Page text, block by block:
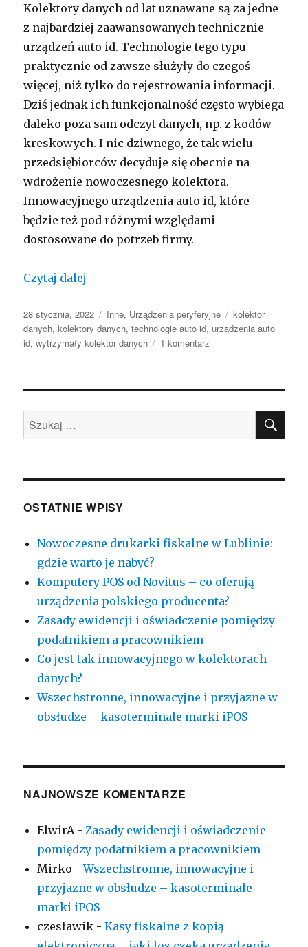
Kolektory danych od lat uznawane są za jedne
z najbardziej zaawansowanych technicznie
urządzeń auto id. Technologie tego typu
praktycznie od zawsze służyły do czegoś
więcej, niż tylko do rejestrowania informacji.
Dziś jednak ich funkcjonalność często wybiega
daleko poza sam odczyt danych, np. z kodów
kreskowych. I nic dziwnego, że tak wielu
przedsiębiorców decyduje się obecnie na
wdrożenie nowoczesnego kolektora.
Innowacyjnego urządzenia auto id, które
będzie też pod różnymi względami
dostosowane do potrzeb firmy.
Czytaj dalej
Opublikowano
28 stycznia, 2022 Kategorie
Inne, Urządzenia peryferyjne Tagi
kolektor
danych,kolektory danych,technologie auto id, urządzenia auto
id,wytrzymały kolektor danych 1 komentarz
tak
w
danych?
Szukaj:
OSTATNIE WPISY
Nowoczesne drukarki fiskalne w Lublinie:
gdzie warto je nabyć?
Komputery POS od Novitus – co oferują
urządzenia polskiego producenta?
Zasady ewidencji i oświadczenie pomiędzy
podatnikiem a pracownikiem
Co jest tak innowacyjnego w kolektorach
danych?
Wszechstronne, innowacyjne i przyjazne w
obsłudze – kasoterminale marki iPOS
NAJNOWSZE KOMENTARZE
ElwirA -Zasady ewidencji i oświadczenie
pomiędzy podatnikiem a pracownikiem
Mirko -Wszechstronne, innowacyjne i
przyjazne w obsłudze – kasoterminale
marki iPOS
czesławik -Kasy fiskalne z kopią